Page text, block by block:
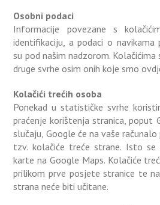
Osobni podaci
Informacije povezane s
identifikaciju, a podaci o navikama
su pod našim nadzorom.
druge svrhe osim onih koje smo
Kolačići trećih osoba
Ponekad u statističke svrhe
praćenje korištenja stranica, poput
slučaju, Google će na vaše
tzv. kolačiće treće strane. Isto se
karte na Google Maps. Kolačiće
prilikom prve posjete stranice te
strana neće biti učitane.